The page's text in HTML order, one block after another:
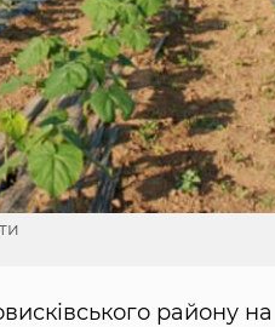
району